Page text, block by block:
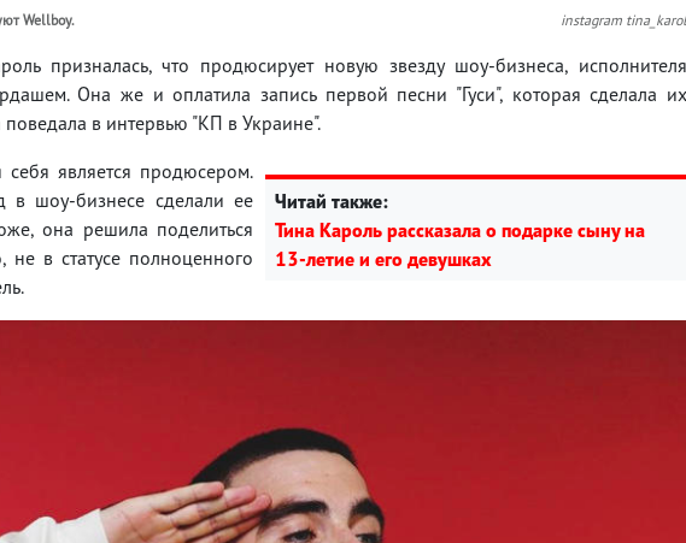
Wellboy. instagram tina_karol
призналась, что продюсирует новую звезду шоу-бизнеса, исполнителя
Она же и оплатила запись первой песни "Гуси", которая сделала их
в интервью "КП в Украине".
Читай также:
Тина Кароль рассказала о подарке сыну на
13-летие и его девушках
является продюсером.
в шоу-бизнесе сделали ее
она решила поделиться
в статусе полноценного